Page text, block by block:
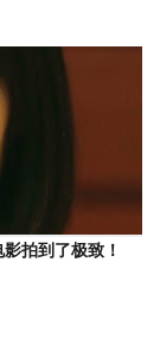
拍到了极致！